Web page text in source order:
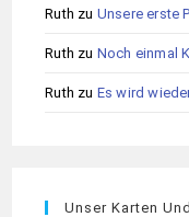
Ruth zu Unsere erste
Ruth zu Noch einmal
Ruth zu Es wird
Unser Karten